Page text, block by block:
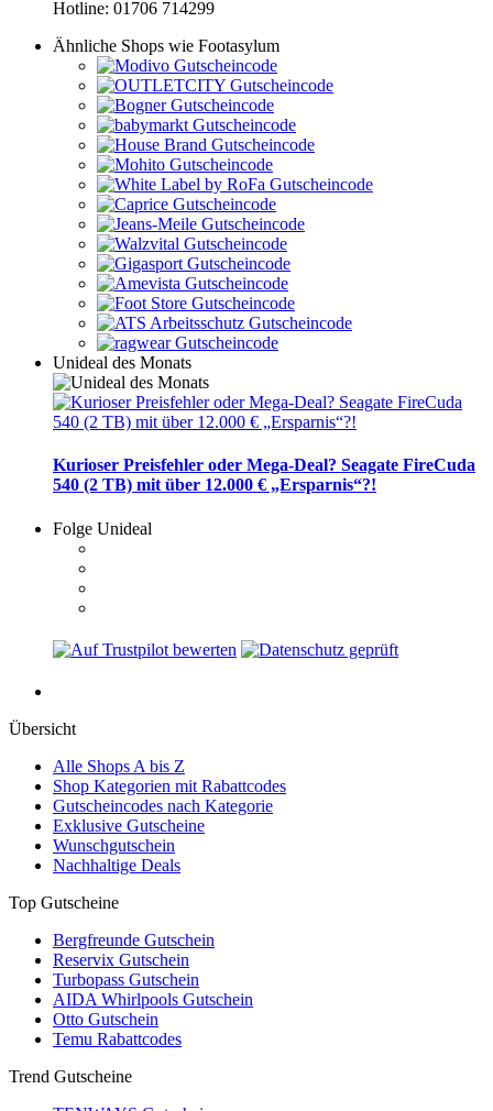
Hotline: 01706 714299
Ähnliche Shops wie Footasylum
Unideal des Monats
Kurioser Preisfehler oder Mega-Deal? Seagate FireCuda
540 (2 TB) mit über 12.000 € „Ersparnis“?!
Folge Unideal
Übersicht
Alle Shops A bis Z
Shop Kategorien mit Rabattcodes
Gutscheincodes nach Kategorie
Exklusive Gutscheine
Wunschgutschein
Nachhaltige Deals
Top Gutscheine
Bergfreunde Gutschein
Reservix Gutschein
Turbopass Gutschein
AIDA Whirlpools Gutschein
Otto Gutschein
Temu Rabattcodes
Trend Gutscheine